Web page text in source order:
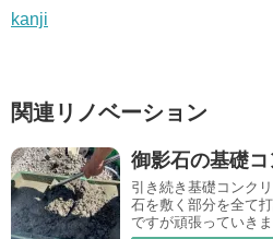
kanji
関連リノベーション
御影石の基礎
引き続き基礎コンク
石を敷く部分を全て
ですが頑張っていき